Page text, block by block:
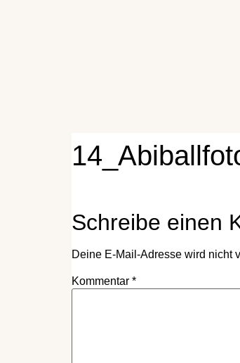
Schreibe einen
Deine E-Mail-Adresse wird nicht
Kommentar *